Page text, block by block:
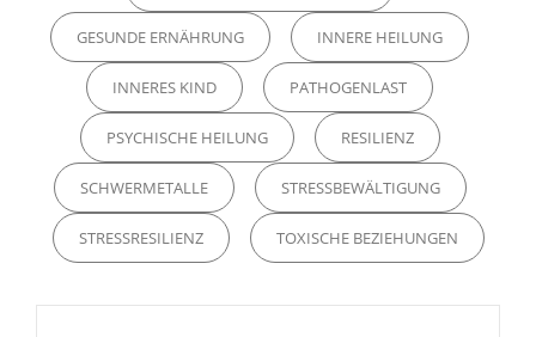
GESUNDE ERNÄHRUNG INNERE HEILUNG
INNERES KIND PATHOGENLAST
PSYCHISCHE HEILUNG RESILIENZ
SCHWERMETALLE STRESSBEWÄLTIGUNG
STRESSRESILIENZ TOXISCHE BEZIEHUNGEN